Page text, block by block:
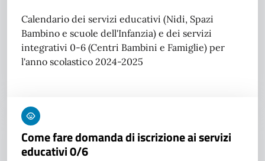
Calendario dei servizi educativi (Nidi, Spazi
Bambino e scuole dell'Infanzia) e dei servizi
integrativi 0-6 (Centri Bambini e Famiglie) per
l'anno scolastico 2024-2025
Come fare domanda di iscrizione ai servizi
educativi 0/6